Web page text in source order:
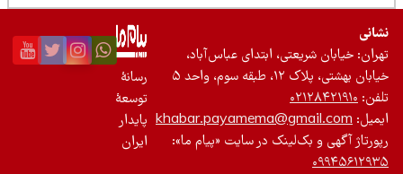
خیابان شریعتی، ابتدای عباس‌آباد،
بهشتی، پلاک ۱۲، طبقه سوم، واحد ۵
۰۲۱۲۸۴۲۱۹۱۰
khabar.payamema@gmail.com
آگهی و بک‌لینک در سایت «پیام ما»:
رسانۀ
توسعۀ
پایدار
ایران